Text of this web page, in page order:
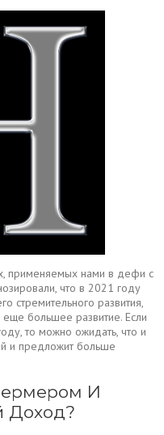
применяемых нами в дефи с
что в 2021 году
стремительного развития,
большее развитие. Если
то можно ожидать, что и
и предложит больше
И
Доход?